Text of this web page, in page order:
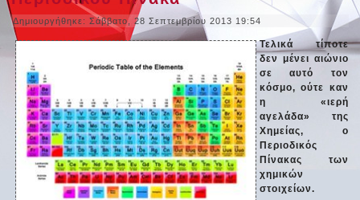
Δημιουργήθηκε: Σάββατο, 28 Σεπτεμβρίου 2013 19:54
Τελικά τίποτε
δεν μένει αιώνιο
σε αυτό τον
κόσμο, ούτε καν
η «ιερή
αγελάδα» της
Χημείας, ο
Περιοδικός
Πίνακας των
χημικών
στοιχείων.